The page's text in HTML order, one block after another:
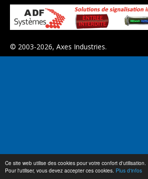
Ce site web utilise des cookies pour votre confort d'utilisation.
Pour l'utiliser, vous devez accepter ces cookies. Plus d'infos
© 2003-2026, Axes Industries.